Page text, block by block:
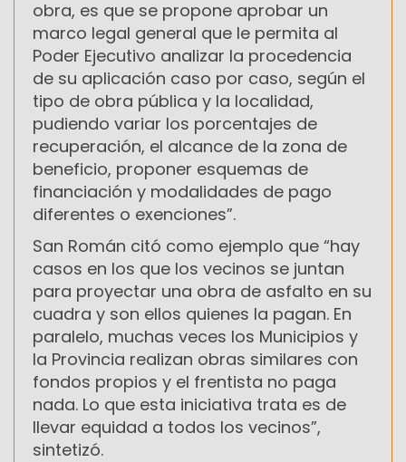
obra, es que se propone aprobar un
marco legal general que le permita al
Poder Ejecutivo analizar la procedencia
de su aplicación caso por caso, según el
tipo de obra pública y la localidad,
pudiendo variar los porcentajes de
recuperación, el alcance de la zona de
beneficio, proponer esquemas de
financiación y modalidades de pago
diferentes o exenciones”.
San Román citó como ejemplo que “hay
casos en los que los vecinos se juntan
para proyectar una obra de asfalto en su
cuadra y son ellos quienes la pagan. En
paralelo, muchas veces los Municipios y
la Provincia realizan obras similares con
fondos propios y el frentista no paga
nada. Lo que esta iniciativa trata es de
llevar equidad a todos los vecinos”,
sintetizó.